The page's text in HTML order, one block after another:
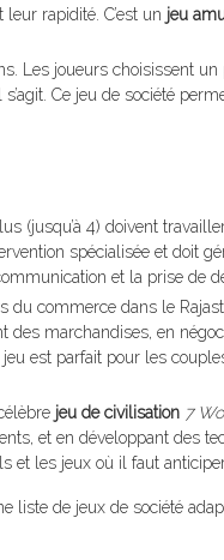
rapidité. C’est un jeu
Les joueurs choisissent
Ce jeu de société
(jusqu’à 4) doivent
spécialisée et doit
et la prise de
du commerce dans le
marchandises, en
est parfait pour les
jeu de civilisation 7
et en développant des
les jeux où il faut anticiper
liste de jeux de société